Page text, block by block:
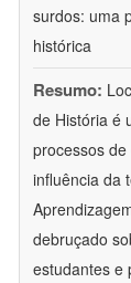
surdos: uma
histórica
Resumo:
de História é
processos
influência da
debruçado
estudantes e